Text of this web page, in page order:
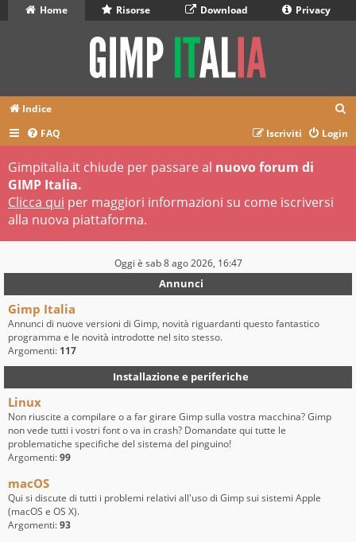
Home Risorse Download Privacy
Indice
r
FAQ Login
Iscriviti
Gimpitalia.it chiude per passare al nuovo forum di
GIMP Italia.
Clicca qui per maggiori informazioni su come iscriversi
alla nuova piattaforma.
Oggi è sab 8 ago 2026, 16:47
Annunci
Gimp Italia
Annunci di nuove versioni di Gimp, novità riguardanti questo fantastico
programma e le novità introdotte nel sito stesso.
Argomenti: 117
Installazione e periferiche
Linux
Non riuscite a compilare o a far girare Gimp sulla vostra macchina? Gimp
non vede tutti i vostri font o va in crash? Domandate qui tutte le
problematiche specifiche del sistema del pinguino!
Argomenti:99
macOS
Qui si discute di tutti i problemi relativi all'uso di Gimp sui sistemi Apple
(macOS e OS X).
Argomenti:93